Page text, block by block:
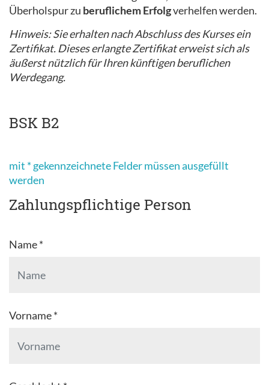
Überholspur zu beruflichem Erfolgverhelfen werden.
Hinweis: Sie erhalten nach Abschluss des Kurses ein
Zertifikat. Dieses erlangte Zertifikat erweist sich als
äußerst nützlich für Ihren künftigen beruflichen
Werdegang.
BSK B2
mit * gekennzeichnete Felder müssen ausgefüllt
werden
Zahlungspflichtige Person
Name *
Vorname *